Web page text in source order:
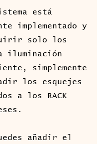
está
implementado y
solo los
iluminación
simplemente
los esquejes
a los RACK
añadir el